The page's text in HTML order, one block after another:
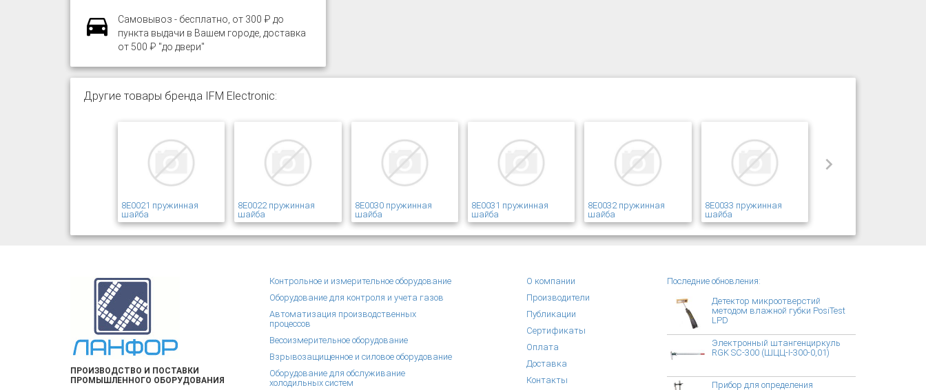
Самовывоз - бесплатно, от 300 ₽ до
пункта выдачи в Вашем городе, доставка
от 500 ₽ "до двери"
Другие товары бренда IFM Electronic:
8E0021 пружинная
шайба
8E0022 пружинная
шайба
8E0030 пружинная
шайба
8E0031 пружинная
шайба
8E0032 пружинная
шайба
8E0033 пружинная
шайба
ПРОИЗВОДСТВО И ПОСТАВКИ
ПРОМЫШЛЕННОГО ОБОРУДОВАНИЯ
Контрольное и измерительное оборудование
Оборудование для контроля и учета газов
Автоматизация производственных
процессов
Весоизмерительное оборудование
Взрывозащищенное и силовое оборудование
Оборудование для обслуживание
холодильных систем
О компании
Производители
Публикации
Сертификаты
Оплата
Доставка
Контакты
Последние обновления:
Детектор микроотверстий
методом влажной губки PosiTest
LPD
Электронный штангенциркуль
RGK SC-300 (ШЦЦ-I-300-0,01)
Прибор для определения